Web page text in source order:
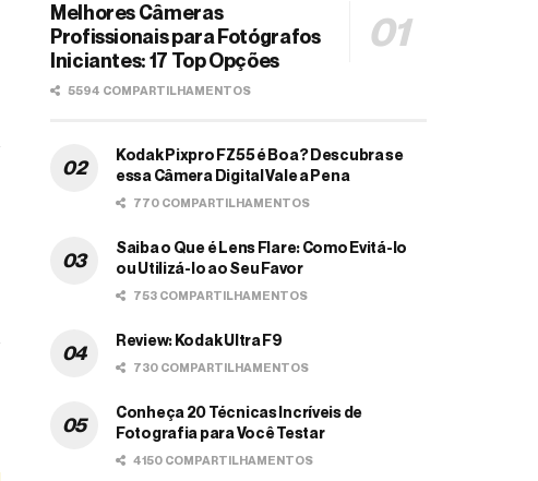
Melhores Câmeras
Profissionais para Fotógrafos
Iniciantes: 17 Top Opções
5594 COMPARTILHAMENTOS
Kodak Pixpro FZ55 é Boa? Descubra se
essa Câmera Digital Vale a Pena
770 COMPARTILHAMENTOS
Saiba o Que é Lens Flare: Como Evitá-lo
ou Utilizá-lo ao Seu Favor
753 COMPARTILHAMENTOS
Review: Kodak Ultra F9
730 COMPARTILHAMENTOS
Conheça 20 Técnicas Incríveis de
Fotografia para Você Testar
4150 COMPARTILHAMENTOS